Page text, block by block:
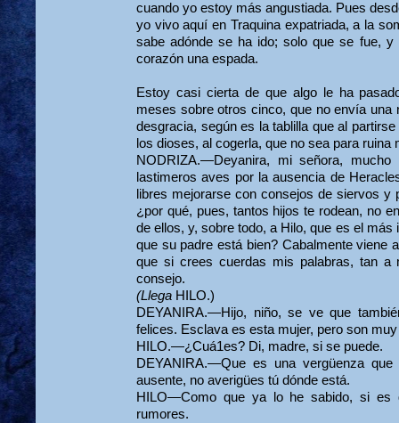
cuando yo estoy más angustiada. Pues
yo vivo aquí en Traquina expatriada, a la
sabe adónde se ha ido; solo que se fue,
corazón una espada.
Estoy casi cierta de que algo le ha
meses sobre otros cinco, que no envía una
desgracia, según es la tablilla que al
los dioses, al cogerla, que no sea para ruina
NODRIZA.—Deyanira, mi señora,
lastimeros aves por la ausencia de
libres mejorarse con consejos de siervos y
¿por qué, pues, tantos hijos te rodean, no
de ellos, y, sobre todo, a Hilo, que es el
que su padre está bien? Cabalmente viene
que si crees cuerdas mis palabras, tan
consejo.
(Llega HILO.)
DEYANIRA.—Hijo, niño, se ve que
felices. Esclava es esta mujer, pero son
HILO.—¿Cuá1es? Di, madre, si se puede.
DEYANIRA.—Que es una vergüenza
ausente, no averigües tú dónde está.
HILO—Como que ya lo he sabido, si es
rumores.